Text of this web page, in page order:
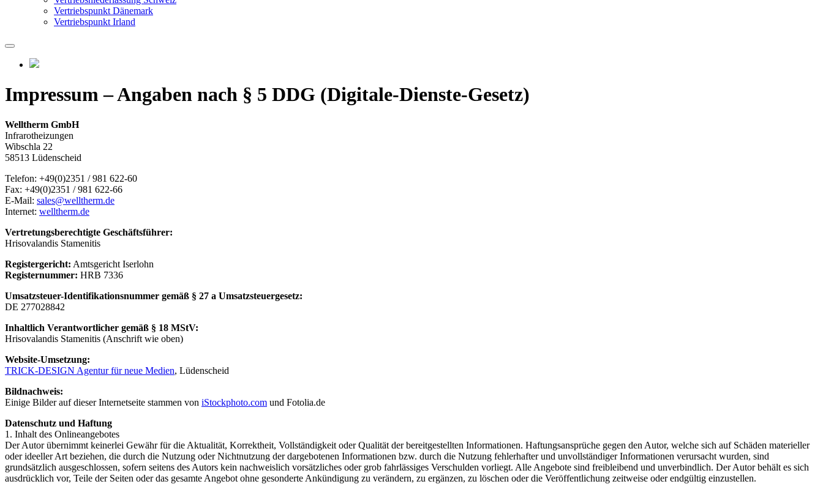
Vertriebspunkt Dänemark
Vertriebspunkt Irland
Impressum – Angaben nach § 5 DDG (Digitale-Dienste-Gesetz)
Welltherm GmbH
Infrarotheizungen
Wibschla 22
58513 Lüdenscheid
Telefon: +49(0)2351 / 981 622-60
Fax: +49(0)2351 / 981 622-66
E-Mail: sales@welltherm.de
Internet: welltherm.de
Vertretungsberechtigte Geschäftsführer:
Hrisovalandis Stamenitis
Registergericht: Amtsgericht Iserlohn
Registernummer: HRB 7336
Umsatzsteuer-Identifikationsnummer gemäß § 27 a Umsatzsteuergesetz:
DE 277028842
Inhaltlich Verantwortlicher gemäß § 18 MStV:
Hrisovalandis Stamenitis (Anschrift wie oben)
Website-Umsetzung:
TRICK-DESIGN Agentur für neue Medien, Lüdenscheid
Bildnachweis:
Einige Bilder auf dieser Internetseite stammen von iStockphoto.com und Fotolia.de
Datenschutz und Haftung
1. Inhalt des Onlineangebotes
Der Autor übernimmt keinerlei Gewähr für die Aktualität, Korrektheit, Vollständigkeit oder Qualität der bereitgestellten Informationen. Haftungsansprüche gegen den Autor, welche sich auf Schäden materieller
oder ideeller Art beziehen, die durch die Nutzung oder Nichtnutzung der dargebotenen Informationen bzw. durch die Nutzung fehlerhafter und unvollständiger Informationen verursacht wurden, sind
grundsätzlich ausgeschlossen, sofern seitens des Autors kein nachweislich vorsätzliches oder grob fahrlässiges Verschulden vorliegt. Alle Angebote sind freibleibend und unverbindlich. Der Autor behält es sich
ausdrücklich vor, Teile der Seiten oder das gesamte Angebot ohne gesonderte Ankündigung zu verändern, zu ergänzen, zu löschen oder die Veröffentlichung zeitweise oder endgültig einzustellen.